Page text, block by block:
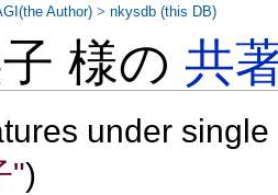
子 様の共
under
")
Author) >nkysdb (this DB)